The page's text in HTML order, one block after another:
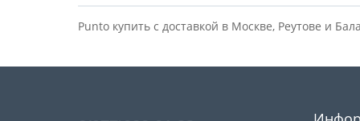
Punto купить с доставкой в Москве, Реутове и